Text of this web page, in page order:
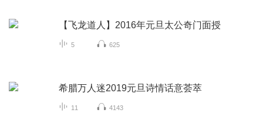
【飞龙道人】2016年元旦太公奇门面授
5 625
希腊万人迷2019元旦诗情话意荟萃
11 4143